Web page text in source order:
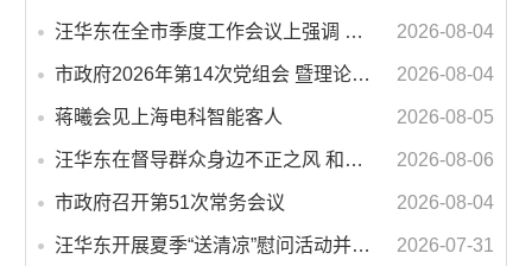
汪华东在全市季度工作会议上强调 锚定打好“三仗”任务和年度预期目标不动摇 在全市上下掀起比学赶超争先进位的攻坚热潮 2026-08-04
市政府2026年第14次党组会 暨理论学习中心组学习会议召开 蒋曦主持会议并讲话 2026-08-04
蒋曦会见上海电科智能客人 2026-08-05
汪华东在督导群众身边不正之风 和腐败问题集中整治工作时强调 以更高标准更实举措纵深推进集中整治 不断增强人民群众获得感幸福感安全感 2026-08-06
市政府召开第51次常务会议 2026-08-04
汪华东开展夏季“送清凉”慰问活动并调研专门教育工作 落实落细防暑降温措施 用心用情关爱一线职工 2026-07-31